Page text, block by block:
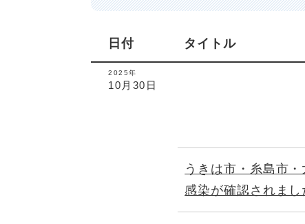
日付 タイトル
2025年
10月30日
うきは市・糸島市
感染が確認されまし